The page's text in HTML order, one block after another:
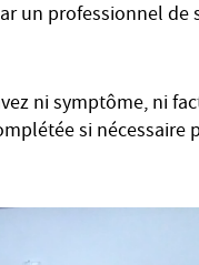
un professionnel
ni symptôme, ni
si nécessaire